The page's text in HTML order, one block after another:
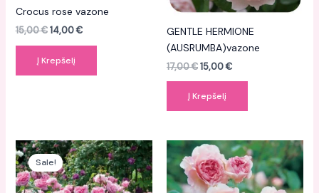
Crocus rose vazone
15,00€ 14,00€
Į Krepšelį
GENTLE HERMIONE
(AUSRUMBA)vazone
17,00€15,00€
Į Krepšelį
Sale!
Original
price
was:
18,00 €.
Current
price
is:
16,00 €.